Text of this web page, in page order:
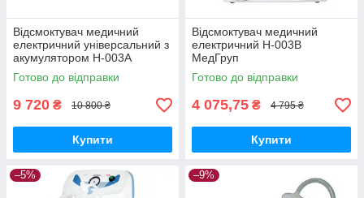
Відсмоктувач медичний
електричний універсальний з
акумулятором Н-003А
МедГруп
Готово до відправки
9 720 ₴ 10 800 ₴
Купити
Відсмоктувач медичний
електричний Н-003В
МедГруп
Готово до відправки
4 075,75 ₴ 4 795 ₴
Купити
–5% –9%